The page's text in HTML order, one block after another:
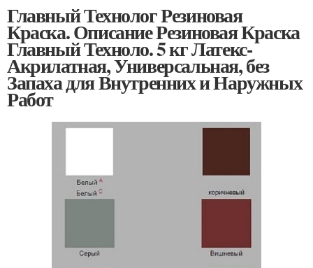
Главный Технолог Резиновая
Краска. Описание Резиновая Краска
Главный Техноло. 5 кг Латекс-
Акрилатная, Универсальная, без
Запаха для Внутренних и Наружных
Работ